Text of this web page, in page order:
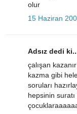
olur
15 Haziran
Adsız dedi
çalışan
kazma gibi
soruları
hepsinin suratı